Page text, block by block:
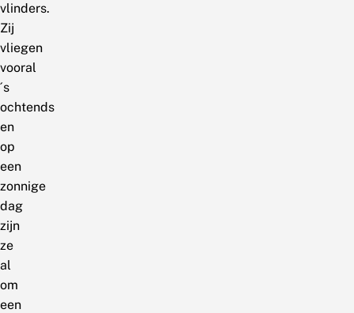
vlinders.
Zij
vliegen
vooral
´s
ochtends
en
op
een
zonnige
dag
zijn
ze
al
om
een